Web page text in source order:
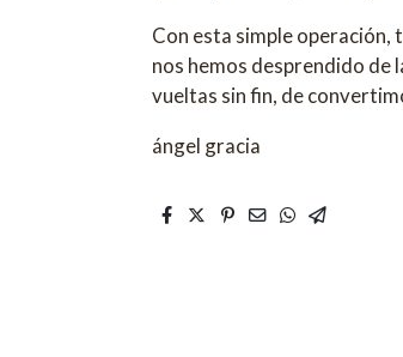
Con esta simple
nos hemos desprendido de
vueltas sin fin, de
ángel gracia